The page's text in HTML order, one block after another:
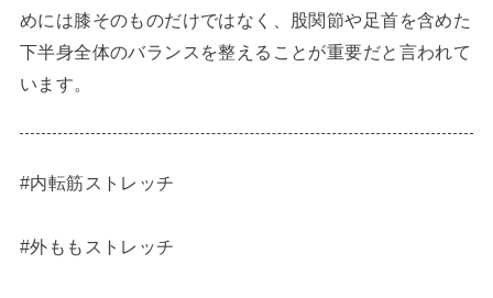
めには膝そのものだけではなく、股関節や足首を含めた
下半身全体のバランスを整えることが重要だと言われて
います。
#内転筋ストレッチ
#外ももストレッチ